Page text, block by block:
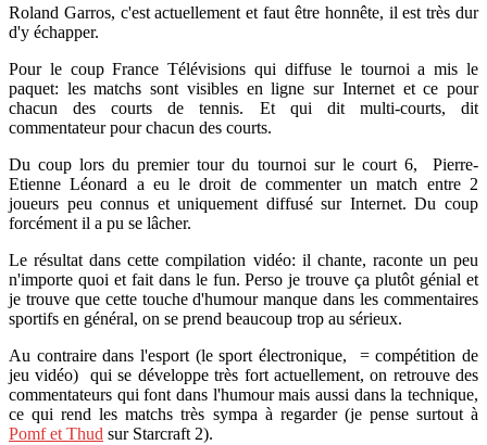
Roland Garros, c'est actuellement et faut être honnête, il est très dur
d'y échapper.
Pour le coup France Télévisions qui diffuse le tournoi a mis le
paquet: les matchs sont visibles en ligne sur Internet et ce pour
chacun des courts de tennis. Et qui dit multi-courts, dit
commentateur pour chacun des courts.
Du coup lors du premier tour du tournoi sur le court 6, Pierre-
Etienne Léonard a eu le droit de commenter un match entre 2
joueurs peu connus et uniquement diffusé sur Internet. Du coup
forcément il a pu se lâcher.
Le résultat dans cette compilation vidéo: il chante, raconte un peu
n'importe quoi et fait dans le fun. Perso je trouve ça plutôt génial et
je trouve que cette touche d'humour manque dans les commentaires
sportifs en général, on se prend beaucoup trop au sérieux.
Au contraire dans l'esport (le sport électronique, = compétition de
jeu vidéo) qui se développe très fort actuellement, on retrouve des
commentateurs qui font dans l'humour mais aussi dans la technique,
ce qui rend les matchs très sympa à regarder (je pense surtout à
Pomf et Thud sur Starcraft 2).